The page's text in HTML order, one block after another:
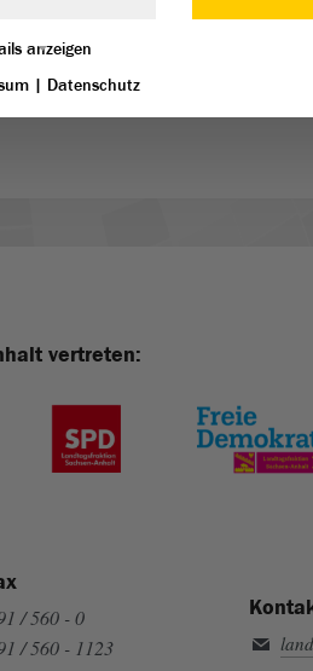
vertreten:
/ 560 - 0
/ 560 - 1123
anzeigen
| Datenschutz